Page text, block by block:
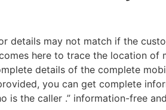
details may not match if the
here to trace the location
details of the complete
you can get complete
is the caller .” information-free